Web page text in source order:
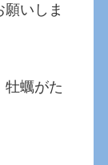
いしま
牡蠣がた